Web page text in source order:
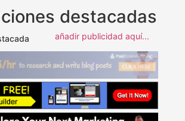
destacadas
añadir publicidad aquí...